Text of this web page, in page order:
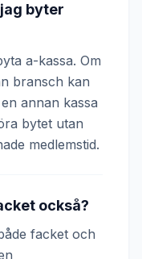
byter
a-kassa. Om
bransch kan
annan kassa
bytet utan
medlemstid.
också?
facket och